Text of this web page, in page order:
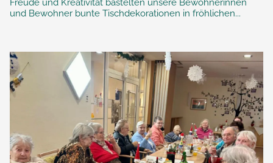
und Bewohner bunte Tischdekorationen in fröhlichen...